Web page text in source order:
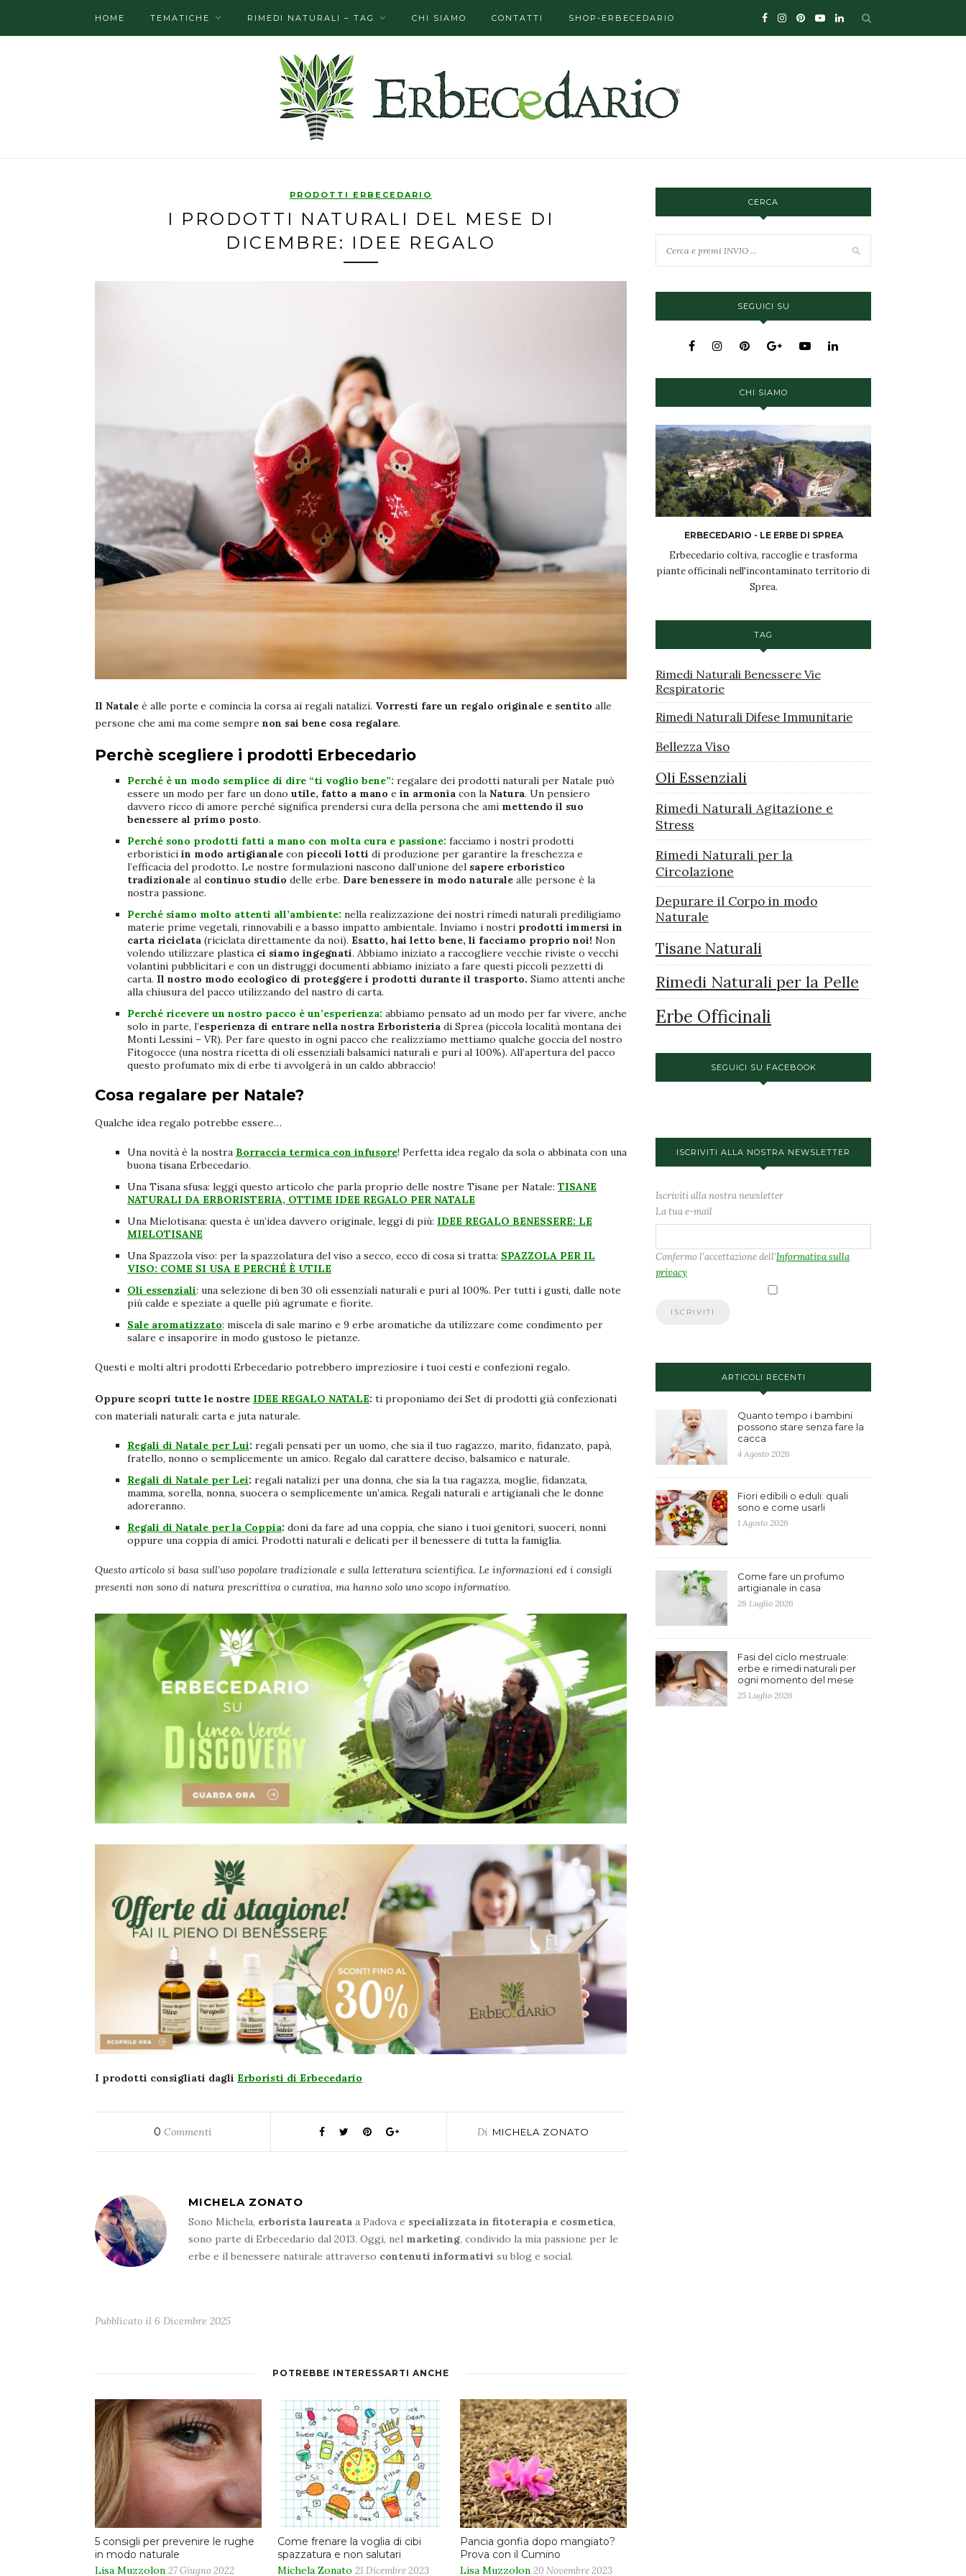
HOME TEMATICHE RIMEDI NATURALI – TAG CHI SIAMO CONTATTI SHOP-ERBECEDARIO
PRODOTTI ERBECEDARIO
I PRODOTTI NATURALI DEL MESE DI
DICEMBRE: IDEE REGALO
Il Natale è alle porte e comincia la corsa ai regali natalizi. Vorresti fare un regalo originale e sentito alle
persone che ami ma come sempre non sai bene cosa regalare.
Perchè scegliere i prodotti Erbecedario
Perché è un modo semplice di dire “ti voglio bene”: regalare dei prodotti naturali per Natale può
essere un modo per fare un dono utile, fatto a mano e in armonia con la Natura. Un pensiero
davvero ricco di amore perché significa prendersi cura della persona che ami mettendo il suo
benessere al primo posto.
Perché sono prodotti fatti a mano con molta cura e passione: facciamo i nostri prodotti
erboristici in modo artigianale con piccoli lotti di produzione per garantire la freschezza e
l’efficacia del prodotto. Le nostre formulazioni nascono dall’unione del sapere erboristico
tradizionale al continuo studio delle erbe. Dare benessere in modo naturale alle persone è la
nostra passione.
Perché siamo molto attenti all’ambiente: nella realizzazione dei nostri rimedi naturali prediligiamo
materie prime vegetali, rinnovabili e a basso impatto ambientale. Inviamo i nostri prodotti immersi in
carta riciclata (riciclata direttamente da noi). Esatto, hai letto bene, li facciamo proprio noi! Non
volendo utilizzare plastica ci siamo ingegnati. Abbiamo iniziato a raccogliere vecchie riviste o vecchi
volantini pubblicitari e con un distruggi documenti abbiamo iniziato a fare questi piccoli pezzetti di
carta. Il nostro modo ecologico di proteggere i prodotti durante il trasporto. Siamo attenti anche
alla chiusura del pacco utilizzando del nastro di carta.
Perché ricevere un nostro pacco è un’esperienza: abbiamo pensato ad un modo per far vivere, anche
solo in parte, l’esperienza di entrare nella nostra Erboristeria di Sprea (piccola località montana dei
Monti Lessini – VR). Per fare questo in ogni pacco che realizziamo mettiamo qualche goccia del nostro
Fitogocce (una nostra ricetta di oli essenziali balsamici naturali e puri al 100%). All’apertura del pacco
questo profumato mix di erbe ti avvolgerà in un caldo abbraccio!
Cosa regalare per Natale?
Qualche idea regalo potrebbe essere…
Una novità è la nostra Borraccia termica con infusore! Perfetta idea regalo da sola o abbinata con una
buona tisana Erbecedario.
Una Tisana sfusa: leggi questo articolo che parla proprio delle nostre Tisane per Natale: TISANE
NATURALI DA ERBORISTERIA, OTTIME IDEE REGALO PER NATALE
Una Mielotisana: questa è un’idea davvero originale, leggi di più: IDEE REGALO BENESSERE: LE
MIELOTISANE
Una Spazzola viso: per la spazzolatura del viso a secco, ecco di cosa si tratta: SPAZZOLA PER IL
VISO: COME SI USA E PERCHÉ È UTILE
Oli essenziali: una selezione di ben 30 oli essenziali naturali e puri al 100%. Per tutti i gusti, dalle note
più calde e speziate a quelle più agrumate e fiorite.
Sale aromatizzato: miscela di sale marino e 9 erbe aromatiche da utilizzare come condimento per
salare e insaporire in modo gustoso le pietanze.
Questi e molti altri prodotti Erbecedario potrebbero impreziosire i tuoi cesti e confezioni regalo.
Oppure scopri tutte le nostre IDEE REGALO NATALE: ti proponiamo dei Set di prodotti già confezionati
con materiali naturali: carta e juta naturale.
Regali di Natale per Lui: regali pensati per un uomo, che sia il tuo ragazzo, marito, fidanzato, papà,
fratello, nonno o semplicemente un amico. Regalo dal carattere deciso, balsamico e naturale.
Regali di Natale per Lei: regali natalizi per una donna, che sia la tua ragazza, moglie, fidanzata,
mamma, sorella, nonna, suocera o semplicemente un’amica. Regali naturali e artigianali che le donne
adoreranno.
Regali di Natale per la Coppia: doni da fare ad una coppia, che siano i tuoi genitori, suoceri, nonni
oppure una coppia di amici. Prodotti naturali e delicati per il benessere di tutta la famiglia.
Questo articolo si basa sull’uso popolare tradizionale e sulla letteratura scientifica. Le informazioni ed i consigli
presenti non sono di natura prescrittiva o curativa, ma hanno solo uno scopo informativo.
I prodotti consigliati dagli Erboristi di Erbecedario
0 Commenti Di MICHELA ZONATO
MICHELA ZONATO
Sono Michela, erborista laureata a Padova e specializzata in fitoterapia e cosmetica,
sono parte di Erbecedario dal 2013. Oggi, nel marketing, condivido la mia passione per le
erbe e il benessere naturale attraverso contenuti informativi su blog e social.
Pubblicato il 6 Dicembre 2025
POTREBBE INTERESSARTI ANCHE
5 consigli per prevenire le rughe
in modo naturale
Lisa Muzzolon 27 Giugno 2022
Come frenare la voglia di cibi
spazzatura e non salutari
Michela Zonato 21 Dicembre 2023
Pancia gonfia dopo mangiato?
Prova con il Cumino
Lisa Muzzolon 20 Novembre 2023
CERCA
SEGUICI SU
CHI SIAMO
ERBECEDARIO - LE ERBE DI SPREA
Erbecedario coltiva, raccoglie e trasforma
piante officinali nell'incontaminato territorio di
Sprea.
TAG
Rimedi Naturali Benessere Vie
Respiratorie
Rimedi Naturali Difese Immunitarie
Bellezza Viso
Oli Essenziali
Rimedi Naturali Agitazione e
Stress
Rimedi Naturali per la
Circolazione
Depurare il Corpo in modo
Naturale
Tisane Naturali
Rimedi Naturali per la Pelle
Erbe Officinali
SEGUICI SU FACEBOOK
ISCRIVITI ALLA NOSTRA NEWSLETTER
Iscriviti alla nostra newsletter
La tua e-mail
Confermo l'accettazione dell'Informativa sulla
privacy
ARTICOLI RECENTI
Quanto tempo i bambini
possono stare senza fare la
cacca
4 Agosto 2026
Fiori edibili o eduli: quali
sono e come usarli
1 Agosto 2026
Come fare un profumo
artigianale in casa
28 Luglio 2026
Fasi del ciclo mestruale:
erbe e rimedi naturali per
ogni momento del mese
25 Luglio 2026